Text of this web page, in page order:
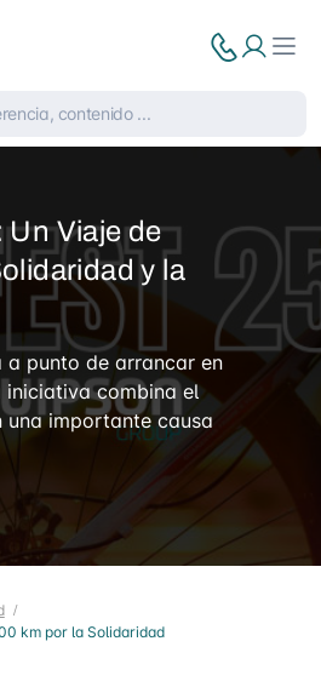
Un
Un Viaje de
y la
a punto de arrancar en
iniciativa combina el
importante causa
km por la Solidaridad